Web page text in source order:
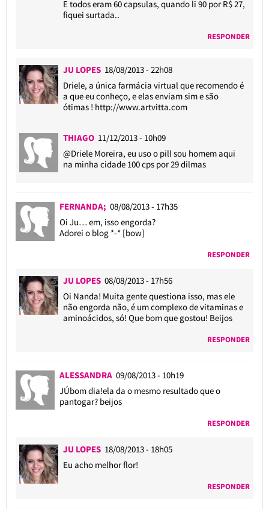
E todos eram 60 capsulas, quando li 90 por R$ 27,
fiquei surtada..
RESPONDER
JU LOPES 18/08/2013 - 22h08
Driele, a única farmácia virtual que recomendo é
a que eu conheço, e elas enviam sim e são
ótimas ! http://www.artvitta.com
THIAGO 11/12/2013 - 10h09
@Driele Moreira, eu uso o pill sou homem aqui
na minha cidade 100 cps por 29 dilmas
FERNANDA; 08/08/2013 - 17h35
Oi Ju… em, isso engorda?
Adorei o blog *-* [bow]
RESPONDER
JU LOPES 08/08/2013 - 17h56
Oi Nanda! Muita gente questiona isso, mas ele
não engorda não, é um complexo de vitaminas e
aminoácidos, só! Que bom que gostou! Beijos
RESPONDER
ALESSANDRA 09/08/2013 - 10h19
JÚbom dia!ela da o mesmo resultado que o
pantogar? beijos
RESPONDER
JU LOPES 18/08/2013 - 18h05
Eu acho melhor flor!
RESPONDER